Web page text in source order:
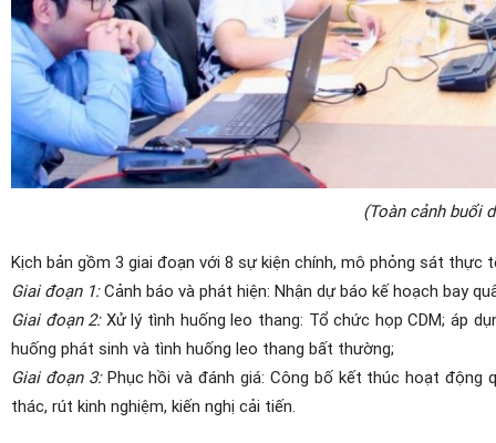
(Toàn cảnh buổi
Kịch bản gồm 3 giai đoạn với 8 sự kiện chính, mô phỏng sát
Giai đoạn 1:Cảnh báo và phát hiện: Nhận dự báo kế hoạch bay
Giai đoạn 2:Xử lý tình huống leo thang: Tổ chức họp CDM; áp
huống phát sinh và tình huống leo thang bất thường;
Giai đoạn 3:Phục hồi và đánh giá: Công bố kết thúc hoạt động
thác, rút kinh nghiệm, kiến nghị cải tiến.